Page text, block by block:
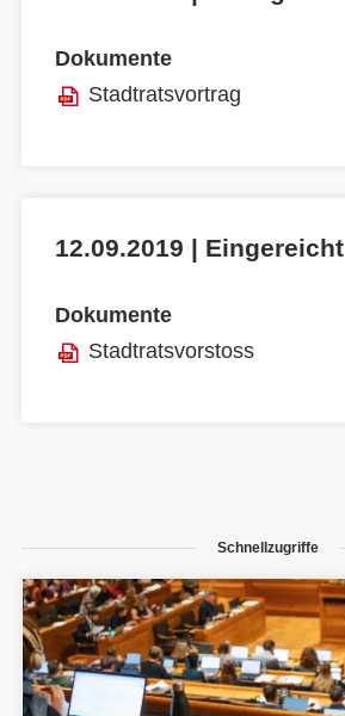
Dokumente
Stadtratsvortrag
12.09.2019 | Eingereicht
Dokumente
Stadtratsvorstoss
Schnellzugriffe